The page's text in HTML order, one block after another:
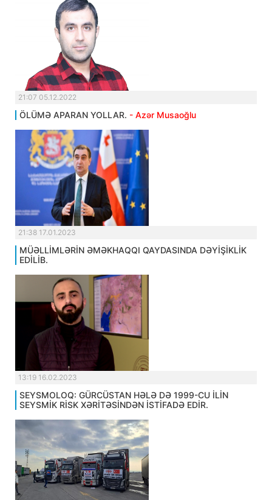
21:07 05.12.2022
ÖLÜMƏ APARAN YOLLAR. - Azər Musaoğlu
21:38 17.01.2023
MÜƏLLİMLƏRİN ƏMƏKHAQQI QAYDASINDA DƏYİŞİKLİK
EDİLİB.
13:19 16.02.2023
SEYSMOLOQ: GÜRCÜSTAN HƏLƏ DƏ 1999-CU İLİN
SEYSMİK RİSK XƏRİTƏSİNDƏN İSTİFADƏ EDİR.